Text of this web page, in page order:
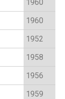
1960
1960
1952
1958
1956
1959